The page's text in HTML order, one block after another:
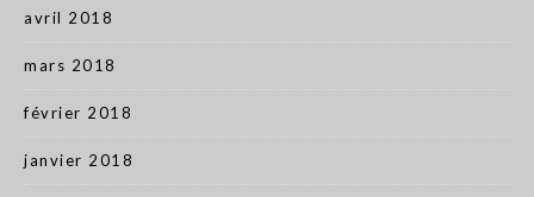
avril 2018
mars 2018
février 2018
janvier 2018